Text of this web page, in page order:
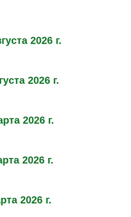
2026 г.
2026 г.
2026 г.
2026 г.
2026 г.